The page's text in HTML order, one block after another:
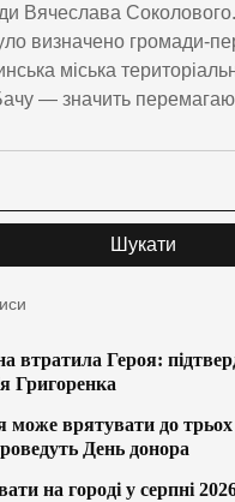
Вячеслава
визначено громади-
міська
— значить
втратила Героя:
Григоренка
може врятувати до
День донора
на городі у серпні